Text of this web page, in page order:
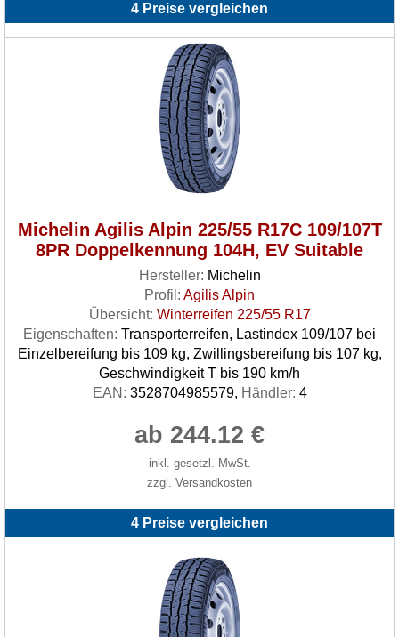
4 Preise vergleichen
Michelin Agilis Alpin 225/55 R17C 109/107T
8PR Doppelkennung 104H, EV Suitable
Hersteller: Michelin
Profil: Agilis Alpin
Übersicht: Winterreifen 225/55 R17
Eigenschaften: Transporterreifen, Lastindex 109/107 bei
Einzelbereifung bis 109 kg, Zwillingsbereifung bis 107 kg,
Geschwindigkeit T bis 190 km/h
EAN: 3528704985579, Händler: 4
ab 244.12 €
inkl. gesetzl. MwSt.
zzgl. Versandkosten
4 Preise vergleichen